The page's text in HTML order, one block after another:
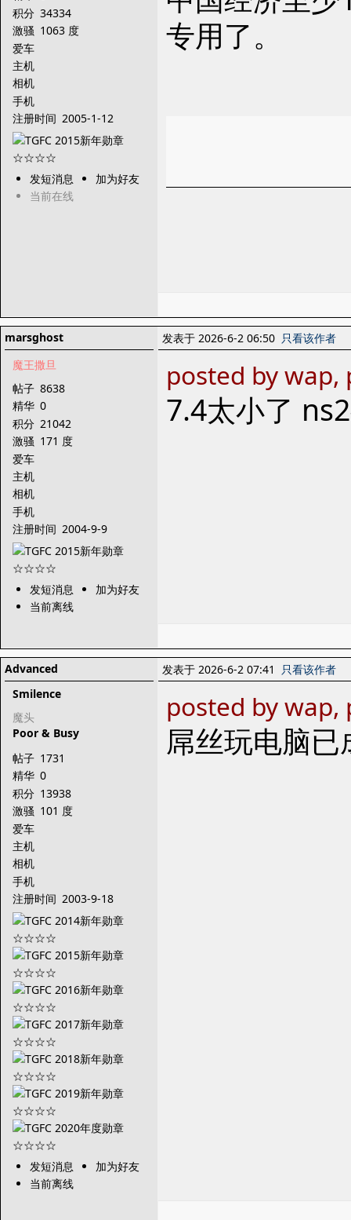
积分 34334
激骚 1063 度
爱车
主机
相机
手机
注册时间 2005-1-12
发短消息
加为好友
当前在线
专用了。
marsghost
魔王撒旦
帖子 8638
精华 0
积分 21042
激骚 171 度
爱车
主机
相机
手机
注册时间 2004-9-9
发短消息
加为好友
当前离线
发表于 2026-6-2 06:50 只看该作者
posted by
7.4太小了
Advanced
Smilence
魔头
Poor & Busy
帖子 1731
精华 0
积分 13938
激骚 101 度
爱车
主机
相机
手机
注册时间 2003-9-18
发短消息
加为好友
当前离线
发表于 2026-6-2 07:41 只看该作者
posted by
屌丝玩电脑